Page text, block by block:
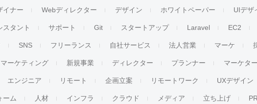
イナー Webディレクター デザイン ホワイトペーパー UIデザ
スタント サポート Git スタートアップ Laravel EC2
SNS フリーランス 自社サービス 法人営業 マーケ
ーケティング 新規事業 ディレクター プランナー マーケター
エンジニア リモート 企画立案 リモートワーク UXデザイン
ーム 人材 インフラ クラウド メディア 立ち上げ PR